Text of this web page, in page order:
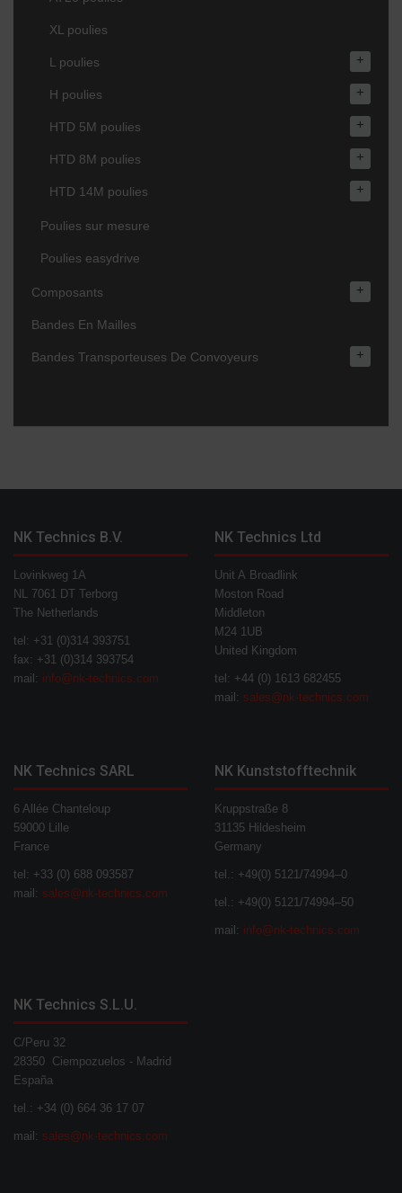
XL poulies
L poulies +
H poulies +
HTD 5M poulies +
HTD 8M poulies +
HTD 14M poulies +
Poulies sur mesure
Poulies easydrive
Composants +
Bandes En Mailles
Bandes Transporteuses De Convoyeurs +
NK Technics B.V.
Lovinkweg 1A
NL 7061 DT Terborg
The Netherlands
tel: +31 (0)314 393751
fax: +31 (0)314 393754
mail: info@nk-technics.com
NK Technics Ltd
Unit A Broadlink
Moston Road
Middleton
M24 1UB
United Kingdom
tel: +44 (0) 1613 682455
mail: sales@nk-technics.com
NK Technics SARL
6 Allée Chanteloup
59000 Lille
France
tel: +33 (0) 688 093587
mail: sales@nk-technics.com
NK Kunststofftechnik
Kruppstraße 8
31135 Hildesheim
Germany
tel.: +49(0) 5121/74994–0
tel.: +49(0) 5121/74994–50
mail: info@nk-technics.com
NK Technics S.L.U.
C/Peru 32
28350 Ciempozuelos - Madrid
España
tel.: +34 (0) 664 36 17 07
mail: sales@nk-technics.com